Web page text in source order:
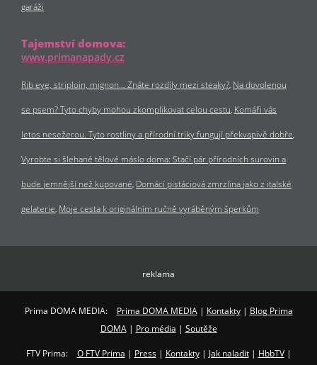
garáži
Tajemství domova:
www.primanapady.cz
Rib eye, striploin, mignon… Znáte rozdíly mezi steaky? Na dovolenou
se psem? Tyto chyby mohou zkomplikovat celou cestu Komáři vás
letos nesežerou. Tyto rostliny a přírodní triky fungují překvapivě dobře
Vyrobte si šlehané tělové máslo doma: Stačí pár přírodních surovin a
bude jemnější než kupované Domácí pistáciová zmrzlina jako z italské
gelaterie Moje cesta k originálním ručně vyráběným šperkům
reklama
Prima DOMA MEDIA: Prima DOMA MEDIA| Kontakty| Blog Prima
DOMA| Pro média | Soutěže
FTV Prima: O FTV Prima | Press| Kontakty| Jak naladit| HbbTV|